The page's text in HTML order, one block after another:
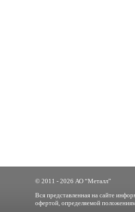
© 2011 - 2026 АО “Металл”
Вся представленная на сайте
офертой, определяемой